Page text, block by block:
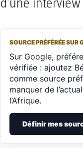
d’une
SOURCE PRÉFÉRÉE SUR
Sur Google,
vérifiée : ajoutez
comme source
manquer de
l’Afrique.
Définir mes